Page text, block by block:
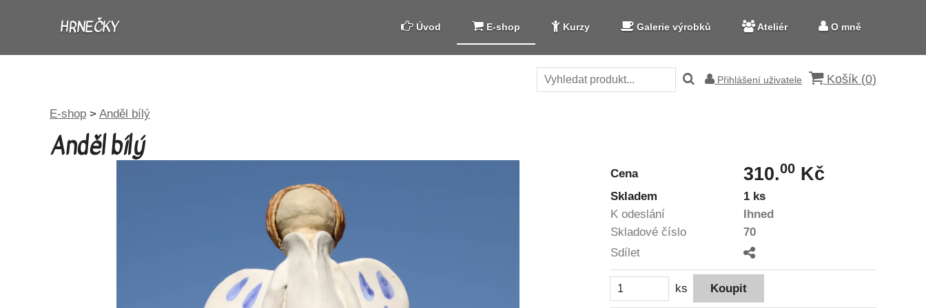
HRNEČKY Úvod E-shop Kurzy Galerie výrobků Ateliér O mně
Přihlášení uživatele Košík (0)
E-shop > Anděl bílý
Anděl bílý
Cena 310.00 Kč
Skladem
1 ks
K odeslání
Ihned
Skladové číslo
70
Sdílet
ks